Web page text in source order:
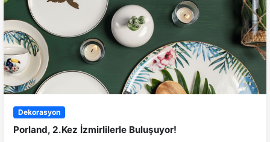
Dekorasyon
Porland, 2.Kez İzmirlilerle Buluşuyor!